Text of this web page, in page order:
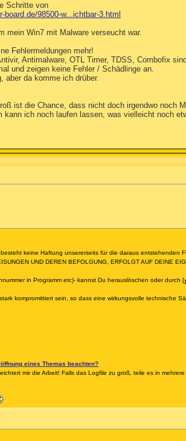
Schritte von
board.de/98500-w...ichtbar-3.html
mein Win7 mit Malware verseucht war.
Fehlermeldungen mehr!
Antimalware, OTL Timer, TDSS, Combofix
und zeigen keine Fehler / Schädlinge an.
aber da komme ich drüber.
ist die Chance, dass nicht doch irgendwo noch
kann ich noch laufen lassen, was vielleicht noch
keine Haftung unsererseits für die daraus entstehenden
UND DEREN BEFOLGUNG, ERFOLGT AUF DEINE
in Programm etc)- kannst Du herauslöschen oder durch [
kompromittiert sein, so dass eine wirkungsvolle technische
eines Themas beachten?
mir die Arbeit! Falls das Logfile zu groß, teile es in mehrere